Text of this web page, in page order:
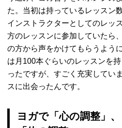
た。当初は持っているレッスン
インストラクターとしてのレッ
方のレッスンに参加していたら
の方から声をかけてもらうよう
は月100本ぐらいのレッスンを
ったですが、すごく充実してい
スに出会ったんです。
ヨガで「心の調整」